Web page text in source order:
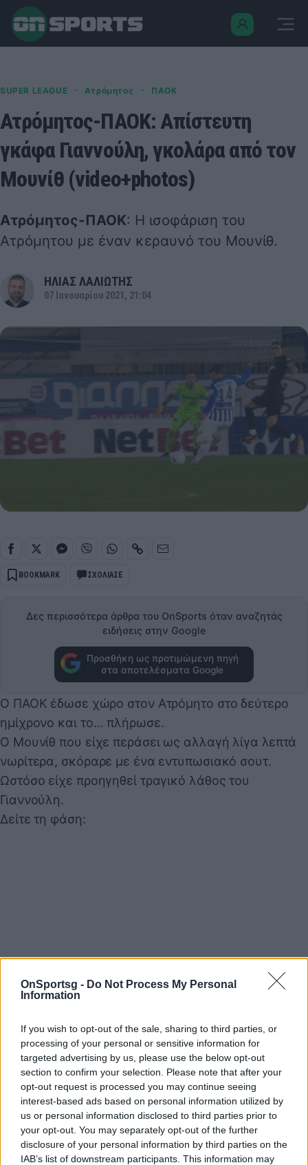
OnSportsg - Do Not Process My Personal
Information
If you wish to opt-out of the sale, sharing to third parties, or
processing of your personal or sensitive information for
targeted advertising by us, please use the below opt-out
section to confirm your selection. Please note that after your
opt-out request is processed you may continue seeing
interest-based ads based on personal information utilized by
us or personal information disclosed to third parties prior to
your opt-out. You may separately opt-out of the further
disclosure of your personal information by third parties on the
IAB’s list of downstream participants. This information may
SUPER LEAGUE · Ατρόμητος · ΠΑΟΚ
Ατρόμητος-ΠΑΟΚ: Απίστευτη
γκάφα Γιαννούλη, γκολάρα από τον
Μουνίθ (video+photos)
Ατρόμητος-ΠΑΟΚ: Η ισοφάριση του
Ατρόμητου με έναν κεραυνό του Μουνίθ.
ΗΛΙΑΣ ΛΑΛΙΩΤΗΣ
07 Ιανουαρίου 2021, 21:04
BOOKMARK ΣΧΟΛΙΑΣΕ
Δες περισσότερα άρθρα του OnSports όταν αναζητάς
ειδήσεις στην Google
Προσθήκη ως προτιμώμενη πηγή
στα αποτελέσματα Google
Ο ΠΑΟΚ έδωσε χώρο στον Ατρόμητο στο δεύτερο
ημίχρονο και το… πλήρωσε.
Ο Μουνίθ που είχε περάσει ως αλλαγή λίγα λεπτά
νωρίτερα, σκόραρε με ένα εντυπωσιακό σουτ.
Ωστόσο είχε προηγηθεί τραγικό λάθος του
Γιαννούλη.
Δείτε τη φάση:
Παιχνίδι από παντού στη Novibet με το
νέο Mobile App
ατρομητοσ-παοκ Γκολ Μουνίθ Χουάν